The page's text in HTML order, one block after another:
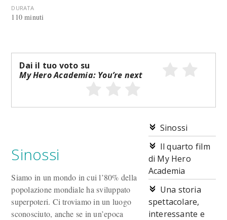
DURATA
110 minuti
Dai il tuo voto su
My Hero Academia: You’re next
Sinossi
Il quarto film
di My Hero
Academia
Una storia
spettacolare,
interessante e
Sinossi
Siamo in un mondo in cui l’80% della
popolazione mondiale ha sviluppato
superpoteri. Ci troviamo in un luogo
sconosciuto, anche se in un’epoca